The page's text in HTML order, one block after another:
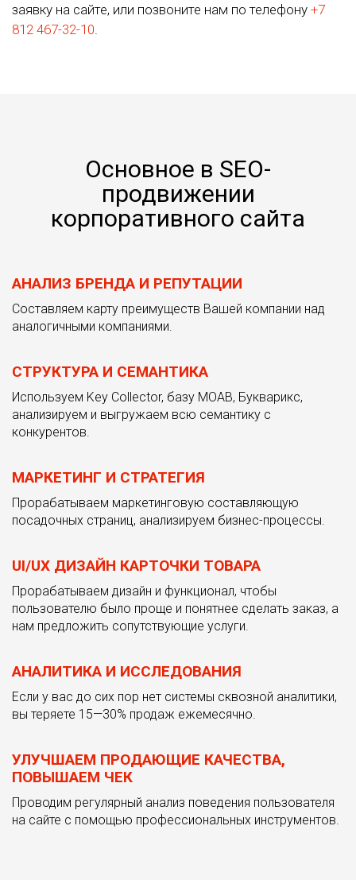
заявку на сайте, или позвоните нам по телефону +7
812 467-32-10
Основное в SEO-
продвижении
корпоративного сайта
АНАЛИЗ БРЕНДА И РЕПУТАЦИИ
Составляем карту преимуществ Вашей компании над
аналогичными компаниями.
СТРУКТУРА И СЕМАНТИКА
Используем Key Collector, базу MOAB, Букварикс,
анализируем и выгружаем всю семантику с
конкурентов.
МАРКЕТИНГ И СТРАТЕГИЯ
Прорабатываем маркетинговую составляющую
посадочных страниц, анализируем бизнес-процессы.
UI/UX ДИЗАЙН КАРТОЧКИ ТОВАРА
Прорабатываем дизайн и функционал, чтобы
пользователю было проще и понятнее сделать заказ, а
нам предложить сопутствующие услуги.
АНАЛИТИКА И ИССЛЕДОВАНИЯ
Если у вас до сих пор нет системы сквозной аналитики,
вы теряете 15—30% продаж ежемесячно.
УЛУЧШАЕМ ПРОДАЮЩИЕ КАЧЕСТВА,
ПОВЫШАЕМ ЧЕК
Проводим регулярный анализ поведения пользователя
на сайте с помощью профессиональных инструментов.